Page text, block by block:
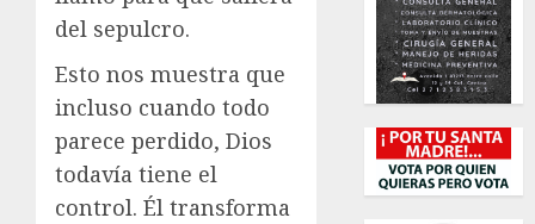
del sepulcro.
Esto nos muestra que
incluso cuando todo
parece perdido, Dios
todavía tiene el
control. Él transforma